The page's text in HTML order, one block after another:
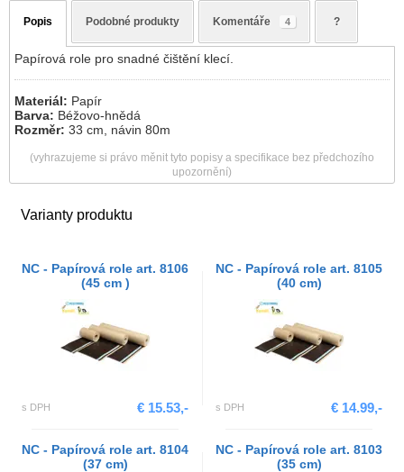
Popis Podobné produkty Komentáře 4 ?
Papírová role pro snadné čištění klecí.
Materiál: Papír
Barva: Béžovo-hnědá
Rozměr: 33 cm, návin 80m
(vyhrazujeme si právo měnit tyto popisy a specifikace bez předchozího
upozornění)
Varianty produktu
NC - Papírová role art. 8106
(45 cm )
s DPH € 15.53,-
NC - Papírová role art. 8105
(40 cm)
s DPH € 14.99,-
NC - Papírová role art. 8104
(37 cm)
NC - Papírová role art. 8103
(35 cm)